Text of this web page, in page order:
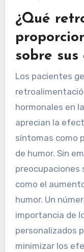
¿Qué
sobre sus
Los pacientes
hormonales en
aprecian la
síntomas como
de humor. Sin
preocupaciones
como el
humor. Un
importancia de
personalizados
minimizar los